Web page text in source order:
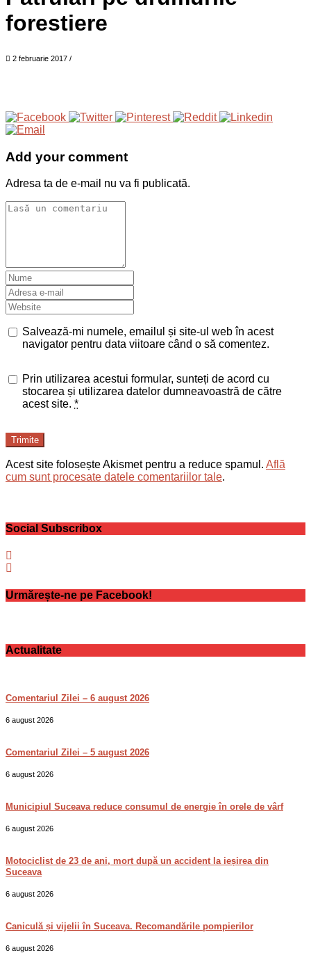
forestiere
2 februarie 2017 /
Add your comment
Adresa ta de e-mail nu va fi publicată.
Salvează-mi numele, emailul și site-ul web în acest
navigator pentru data viitoare când o să comentez.
Prin utilizarea acestui formular, sunteți de acord cu
stocarea și utilizarea datelor dumneavoastră de către
acest site. *
Trimite
Acest site folosește Akismet pentru a reduce spamul. Află
cum sunt procesate datele comentariilor tale.
Social Subscribox
Urmărește-ne pe Facebook!
Actualitate
Comentariul Zilei – 6 august 2026
6 august 2026
Comentariul Zilei – 5 august 2026
6 august 2026
Municipiul Suceava reduce consumul de energie în orele de vârf
6 august 2026
Motociclist de 23 de ani, mort după un accident la ieșirea din
Suceava
6 august 2026
Caniculă și vijelii în Suceava. Recomandările pompierilor
6 august 2026